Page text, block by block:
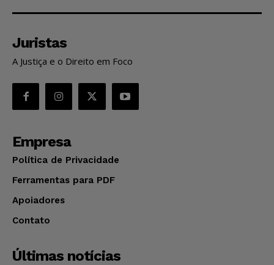
Juristas
A Justiça e o Direito em Foco
Empresa
Política de Privacidade
Ferramentas para PDF
Apoiadores
Contato
Últimas notícias